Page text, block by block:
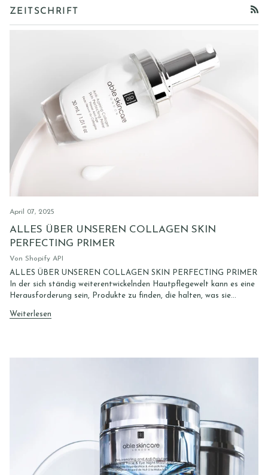
ZEITSCHRIFT
April 07, 2025
ALLES ÜBER UNSEREN COLLAGEN SKIN
PERFECTING PRIMER
Von Shopify API
ALLES ÜBER UNSEREN COLLAGEN SKIN PERFECTING PRIMER
In der sich ständig weiterentwickelnden Hautpflegewelt kann es eine
Herausforderung sein, Produkte zu finden, die halten, was sie...
Weiterlesen